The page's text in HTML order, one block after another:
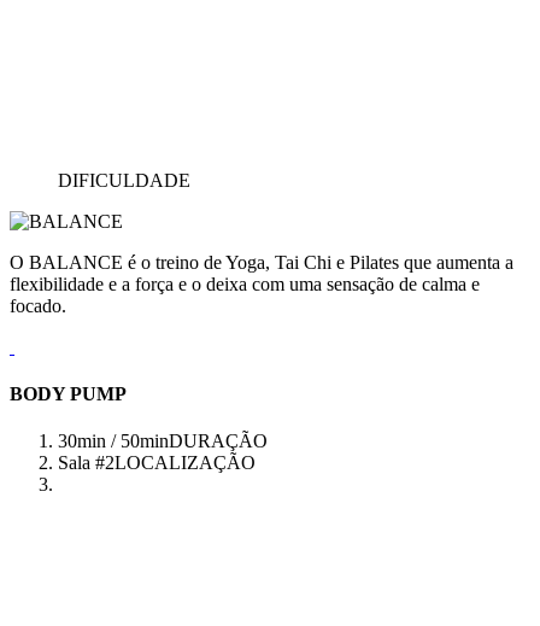
DIFICULDADE
O BALANCE é o treino de Yoga, Tai Chi e Pilates que aumenta a
flexibilidade e a força e o deixa com uma sensação de calma e
focado.
BODY PUMP
30min / 50minDURAÇÃO
Sala #2LOCALIZAÇÃO